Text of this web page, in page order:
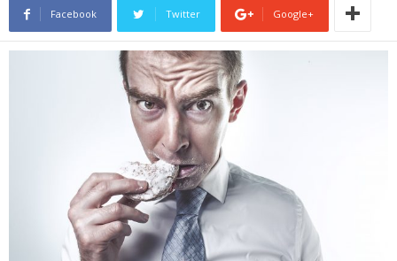
Facebook Twitter Google+